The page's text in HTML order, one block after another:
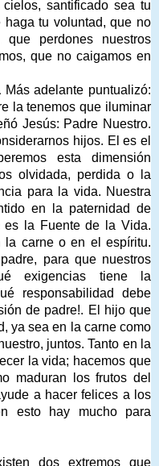
santificado sea tu
haga tu voluntad, que no
perdones nuestros
que no caigamos en
Más adelante puntualizó:
la tenemos que iluminar
Jesús: Padre Nuestro.
hijos. El es el
esta dimensión
olvidada, perdida o la
para la vida. Nuestra
en la paternidad de
es la Fuente de la Vida.
la carne o en el espíritu.
para que nuestros
exigencias tiene la
responsabilidad debe
de padre!. El hijo que
ya sea en la carne como
juntos. Tanto en la
la vida; hacemos que
maduran los frutos del
a hacer felices a los
esto hay mucho para
dos extremos que